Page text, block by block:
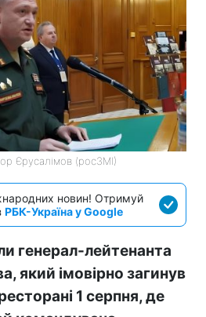
Єрусалімов (росЗМІ)
новин! Отримуй
РБК-Україна у Google
генерал-лейтенанта
який імовірно загинув
1 серпня, де